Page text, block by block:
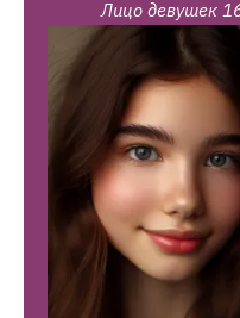
Лицо девушек